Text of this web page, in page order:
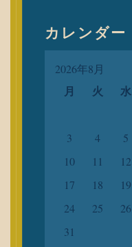
カレンダー
2026年8月
月 火 水
3
4 5
10
11 12
17
18 19
24
25 26
31